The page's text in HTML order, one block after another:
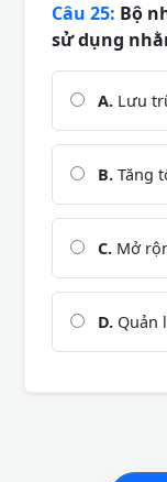
Câu 25: Bộ
sử dụng
A. Lưu
B. Tăng
C. Mở
D. Quản